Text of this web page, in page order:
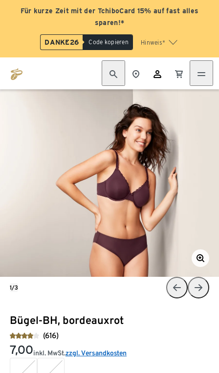
Für kurze Zeit mit der TchiboCard 15% auf fast alles
sparen!*
DANKE26 Code kopieren Hinweis*
Bügel-BH, bordeauxrot
(616)
7,00inkl. MwSt.zzgl. Versandkosten
1/3